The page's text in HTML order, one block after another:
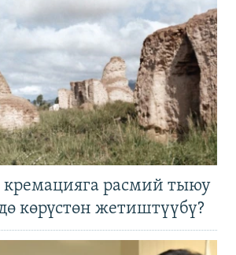
расмий тыюу
көрүстөн жетиштүүбү?